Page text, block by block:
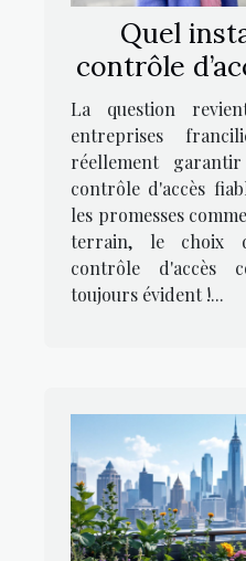
Quel
contrôle
en région
La question
entreprises
réellement
contrôle d'accès
les promesses
terrain, le choix
contrôle d'accès
toujours évident !...